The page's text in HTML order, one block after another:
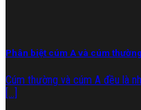
Phân biệt cúm A và cúm
Cúm thường và cúm A đều là
[...]